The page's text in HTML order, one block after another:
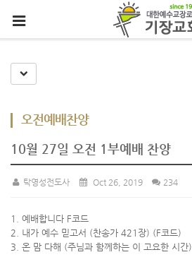
Toggle Dropdown
오전예배찬양
10월 27일 오전 1부예배 찬양
탁영성전도사 Oct 26, 2019 234
1. 예배합니다 F코드
2. 내가 예수 믿고서 (찬송가 421장) (F코드)
3. 온 맘 다해 (주님과 함께하는 이 고요한 시간)